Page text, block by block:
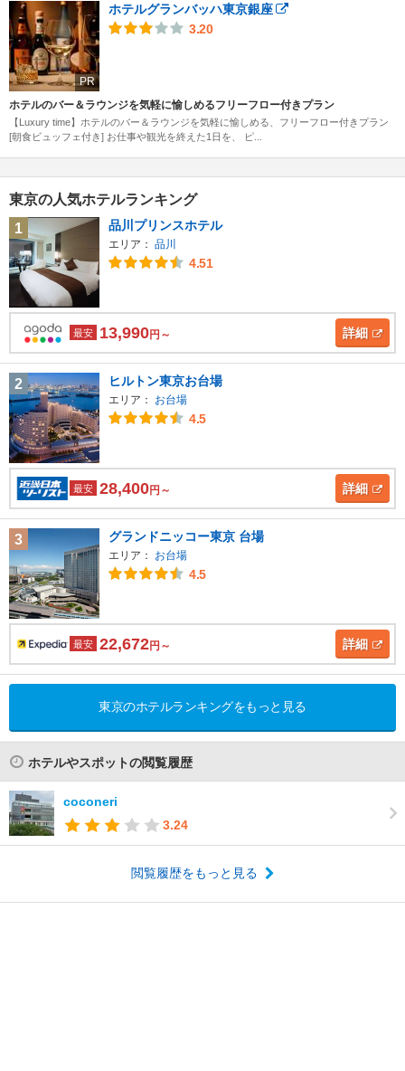
PR
ホテルグランバッハ東京銀座
3.20
ホテルのバー＆ラウンジを気軽に愉しめるフリーフロー付きプラン
【Luxury time】ホテルのバー＆ラウンジを気軽に愉しめる、フリーフロー付きプラン
[朝食ビュッフェ付き] お仕事や観光を終えた1日を、 ピ...
東京の人気ホテルランキング
1
品川プリンスホテル
エリア： 品川
4.51
最安 13,990円～ 詳細
2 ヒルトン東京お台場
エリア： お台場
4.5
最安 28,400円～ 詳細
3 グランドニッコー東京 台場
エリア： お台場
4.5
最安 22,672円～ 詳細
東京のホテルランキングをもっと見る
ホテルやスポットの閲覧履歴
coconeri
3.24
閲覧履歴をもっと見る